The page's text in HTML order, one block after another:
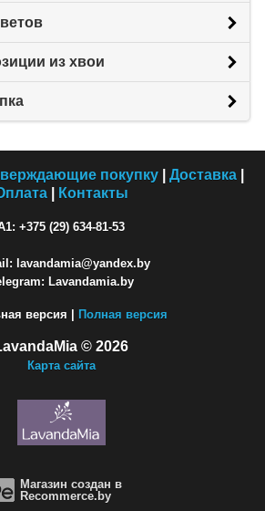
из хвои
покупку| Доставка|
| Контакты
+375 (29) 634-81-53
lavandamia@yandex.by
Lavandamia.by
версия | Полная версия
© 2026
Карта сайта
Магазин создан в
Recommerce.by